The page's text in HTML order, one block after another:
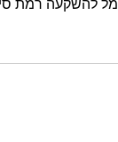
בישראל. סקירה
להשקעה רמת